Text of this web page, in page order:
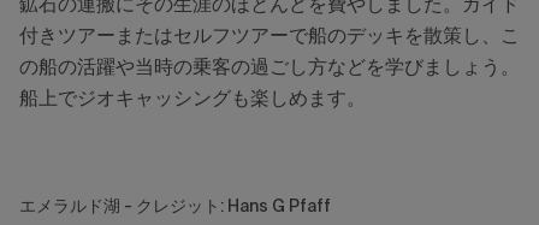
鉱石の運搬にその生涯のほとんどを費やしました。ガイド
付きツアーまたはセルフツアーで船のデッキを散策し、こ
の船の活躍や当時の乗客の過ごし方などを学びましょう。
船上でジオキャッシングも楽しめます。
エメラルド湖 - クレジット: Hans G Pfaff